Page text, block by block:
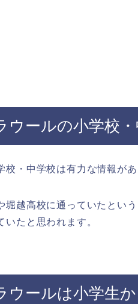
ウールの小学校・
校・中学校は有力な情報があ
堀越高校に通っていたとい
たと思われます。
ウールは小学生